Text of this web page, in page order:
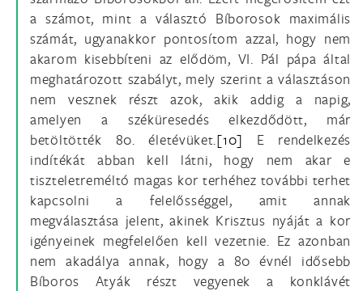
a számot, mint a választó Bíborosok maximális
számát, ugyanakkor pontosítom azzal, hogy nem
akarom kisebbíteni az elődöm, VI. Pál pápa által
meghatározott szabályt, mely szerint a választáson
nem vesznek részt azok, akik addig a napig,
amelyen a széküresedés elkezdődött, már
betöltötték 80. életévüket.[10] E rendelkezés
indítékát abban kell látni, hogy nem akar e
tiszteletreméltó magas kor terhéhez további terhet
kapcsolni a felelősséggel, amit annak
megválasztása jelent, akinek Krisztus nyáját a kor
igényeinek megfelelően kell vezetnie. Ez azonban
nem akadálya annak, hogy a 80 évnél idősebb
Bíboros Atyák részt vegyenek a konklávét